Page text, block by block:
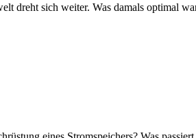
dreht sich weiter. Was damals optimal